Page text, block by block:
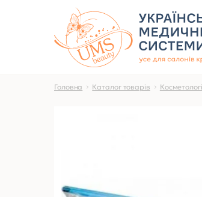
Головна Каталог товарів